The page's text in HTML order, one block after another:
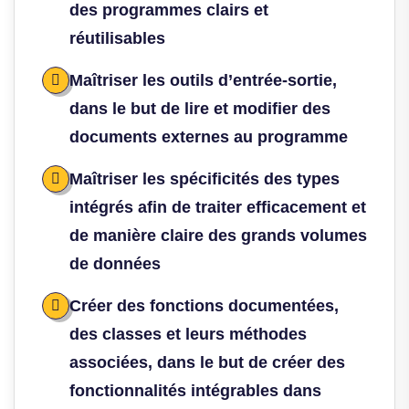
des programmes clairs et
réutilisables
Maîtriser les outils d’entrée-sortie,
dans le but de lire et modifier des
documents externes au programme
Maîtriser les spécificités des types
intégrés afin de traiter efficacement et
de manière claire des grands volumes
de données
Créer des fonctions documentées,
des classes et leurs méthodes
associées, dans le but de créer des
fonctionnalités intégrables dans